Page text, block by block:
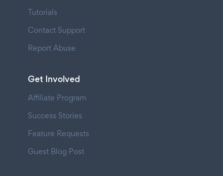
Tutorials
Contact Support
Report Abuse
Get Involved
Affiliate Program
Success Stories
Feature Requests
Guest Blog Post